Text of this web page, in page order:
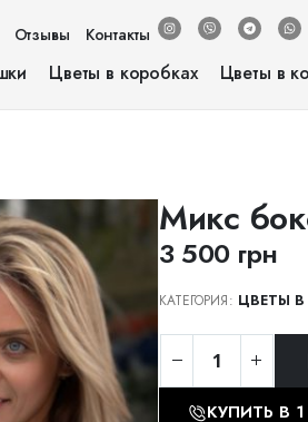
Отзывы Контакты
Цветы в коробках Цветы в
Микс
3 500 грн
КАТЕГОРИЯ: ЦВЕТЫ В
КУПИТЬ В